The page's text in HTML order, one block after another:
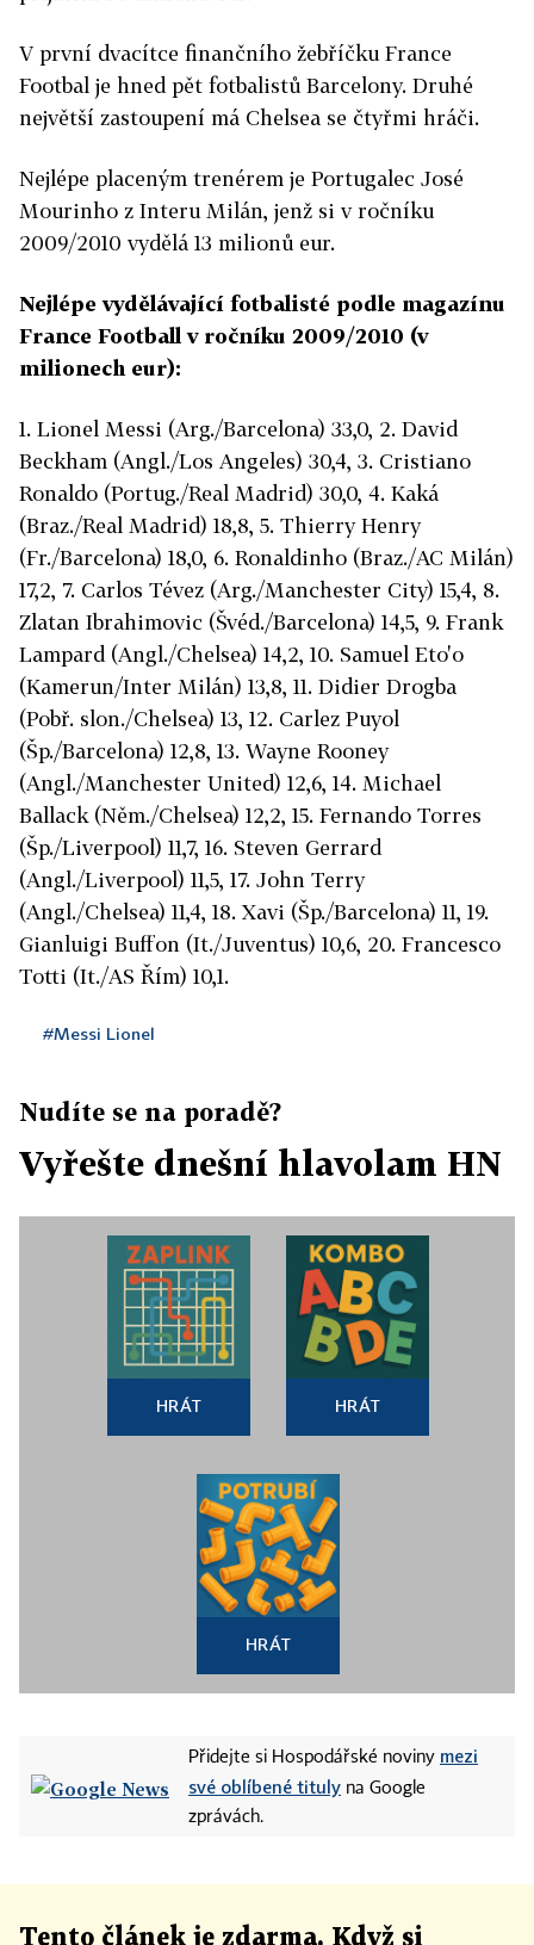
V první dvacítce finančního žebříčku France
Footbal je hned pět fotbalistů Barcelony. Druhé
největší zastoupení má Chelsea se čtyřmi hráči.
Nejlépe placeným trenérem je Portugalec José
Mourinho z Interu Milán, jenž si v ročníku
2009/2010 vydělá 13 milionů eur.
Nejlépe vydělávající fotbalisté podle magazínu
France Football v ročníku 2009/2010 (v
milionech eur):
1. Lionel Messi (Arg./Barcelona) 33,0, 2. David
Beckham (Angl./Los Angeles) 30,4, 3. Cristiano
Ronaldo (Portug./Real Madrid) 30,0, 4. Kaká
(Braz./Real Madrid) 18,8, 5. Thierry Henry
(Fr./Barcelona) 18,0, 6. Ronaldinho (Braz./AC Milán)
17,2, 7. Carlos Tévez (Arg./Manchester City) 15,4, 8.
Zlatan Ibrahimovic (Švéd./Barcelona) 14,5, 9. Frank
Lampard (Angl./Chelsea) 14,2, 10. Samuel Eto'o
(Kamerun/Inter Milán) 13,8, 11. Didier Drogba
(Pobř. slon./Chelsea) 13, 12. Carlez Puyol
(Šp./Barcelona) 12,8, 13. Wayne Rooney
(Angl./Manchester United) 12,6, 14. Michael
Ballack (Něm./Chelsea) 12,2, 15. Fernando Torres
(Šp./Liverpool) 11,7, 16. Steven Gerrard
(Angl./Liverpool) 11,5, 17. John Terry
(Angl./Chelsea) 11,4, 18. Xavi (Šp./Barcelona) 11, 19.
Gianluigi Buffon (It./Juventus) 10,6, 20. Francesco
Totti (It./AS Řím) 10,1.
#Messi Lionel
Nudíte se na poradě?
Vyřešte dnešní hlavolam HN
HRÁT HRÁT
HRÁT
Přidejte si Hospodářské noviny mezi
své oblíbené tituly na Google
zprávách.
Tento článek je zdarma. Když si